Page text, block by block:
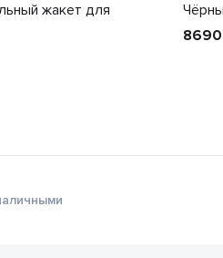
жакет для